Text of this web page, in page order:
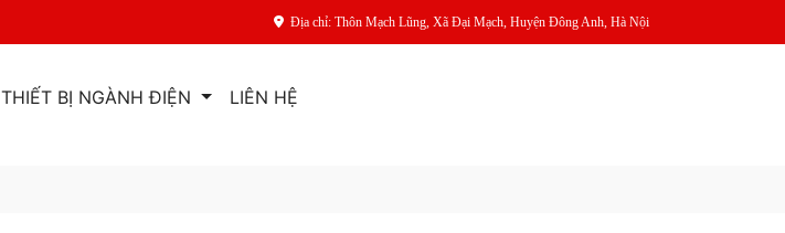
Địa chỉ: Thôn Mạch Lũng, Xã Đại Mạch, Huyện Đông Anh, Hà Nội
THIẾT BỊ NGÀNH ĐIỆN LIÊN HỆ